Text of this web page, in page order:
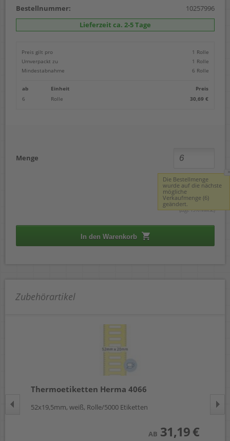
Bestellnummer:
10257996
Lieferzeit ca. 2-5 Tage
Preis gilt pro
1 Rolle
Umverpackt zu
1 Rolle
Mindestabnahme
6 Rolle
ab Einheit
Preis
6
Rolle 30,69 €
Menge
30,69 €
(zzgl. 19% Mwst.)
In den Warenkorb
Zubehörartikel
Thermoetiketten Herma 4066
52x19,5mm, weiß, Rolle/5000 Etiketten
AB 31,19 €
Die Bestellmenge
wurde auf die nächste
mögliche
Verkaufmenge (6)
geändert.
×